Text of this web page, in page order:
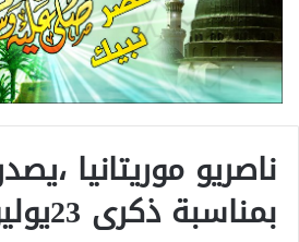
ناصريو موريتانيا
بمناسبة ذكرى 23يوليو